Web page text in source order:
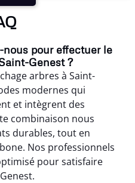
pour effectuer le
Genest ?
arbres à Saint-
modernes qui
et intègrent des
combinaison nous
durables, tout en
Nos professionnels
pour satisfaire